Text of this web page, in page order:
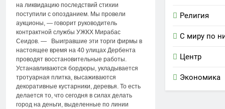
на ликвидацию последствий стихии
поступили с опозданием. Мы провели
аукционы, — говорит руководитель
контрактной службы УЖКХ Мирабас
Сеидов. — Выигравшие эти торги фирмы в
настоящее время на 40 улицах Дербента
проводят восстановительные работы.
Устанавливаются бордюры, укладывается
тротуарная плитка, высаживаются
декоративные кустарники, деревья. То есть
делается то, что сегодня в силах делать
город на деньги, выделенные по линии
Религия
С миру по
Центр
Экономика